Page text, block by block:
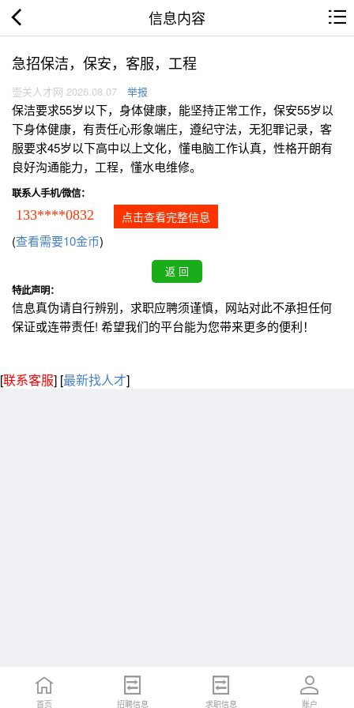
信息内容
急招保洁，保安，客服，工程
壶关人才网 2026.08.07 举报
保洁要求55岁以下，身体健康，能坚持正常工作，保安55岁以
下身体健康，有责任心形象端庄，遵纪守法，无犯罪记录，客
服要求45岁以下高中以上文化，懂电脑工作认真，性格开朗有
良好沟通能力，工程，懂水电维修。
联系人手机/微信：
133****0832 点击查看完整信息
(查看需要10金币)
特此声明：
信息真伪请自行辨别，求职应聘须谨慎，网站对此不承担任何
保证或连带责任! 希望我们的平台能为您带来更多的便利！
[联系客服] [最新找人才]
首页 招聘信息 求职信息 账户